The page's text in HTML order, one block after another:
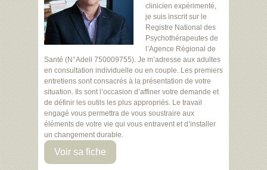
clinicien expérimenté,
je suis inscrit sur le
Registre National des
Psychothérapeutes de
l’Agence Régional de
Santé (N°Adeli 750009755). Je m’adresse aux adultes
en consultation individuelle ou en couple. Les premiers
entretiens sont consacrés à la présentation de votre
situation. Ils sont l’occasion d’affiner votre demande et
de définir les outils les plus appropriés. Le travail
engagé vous permettra de vous soustraire aux
éléments de votre vie qui vous entravent et d’installer
un changement durable.
Voir sa fiche